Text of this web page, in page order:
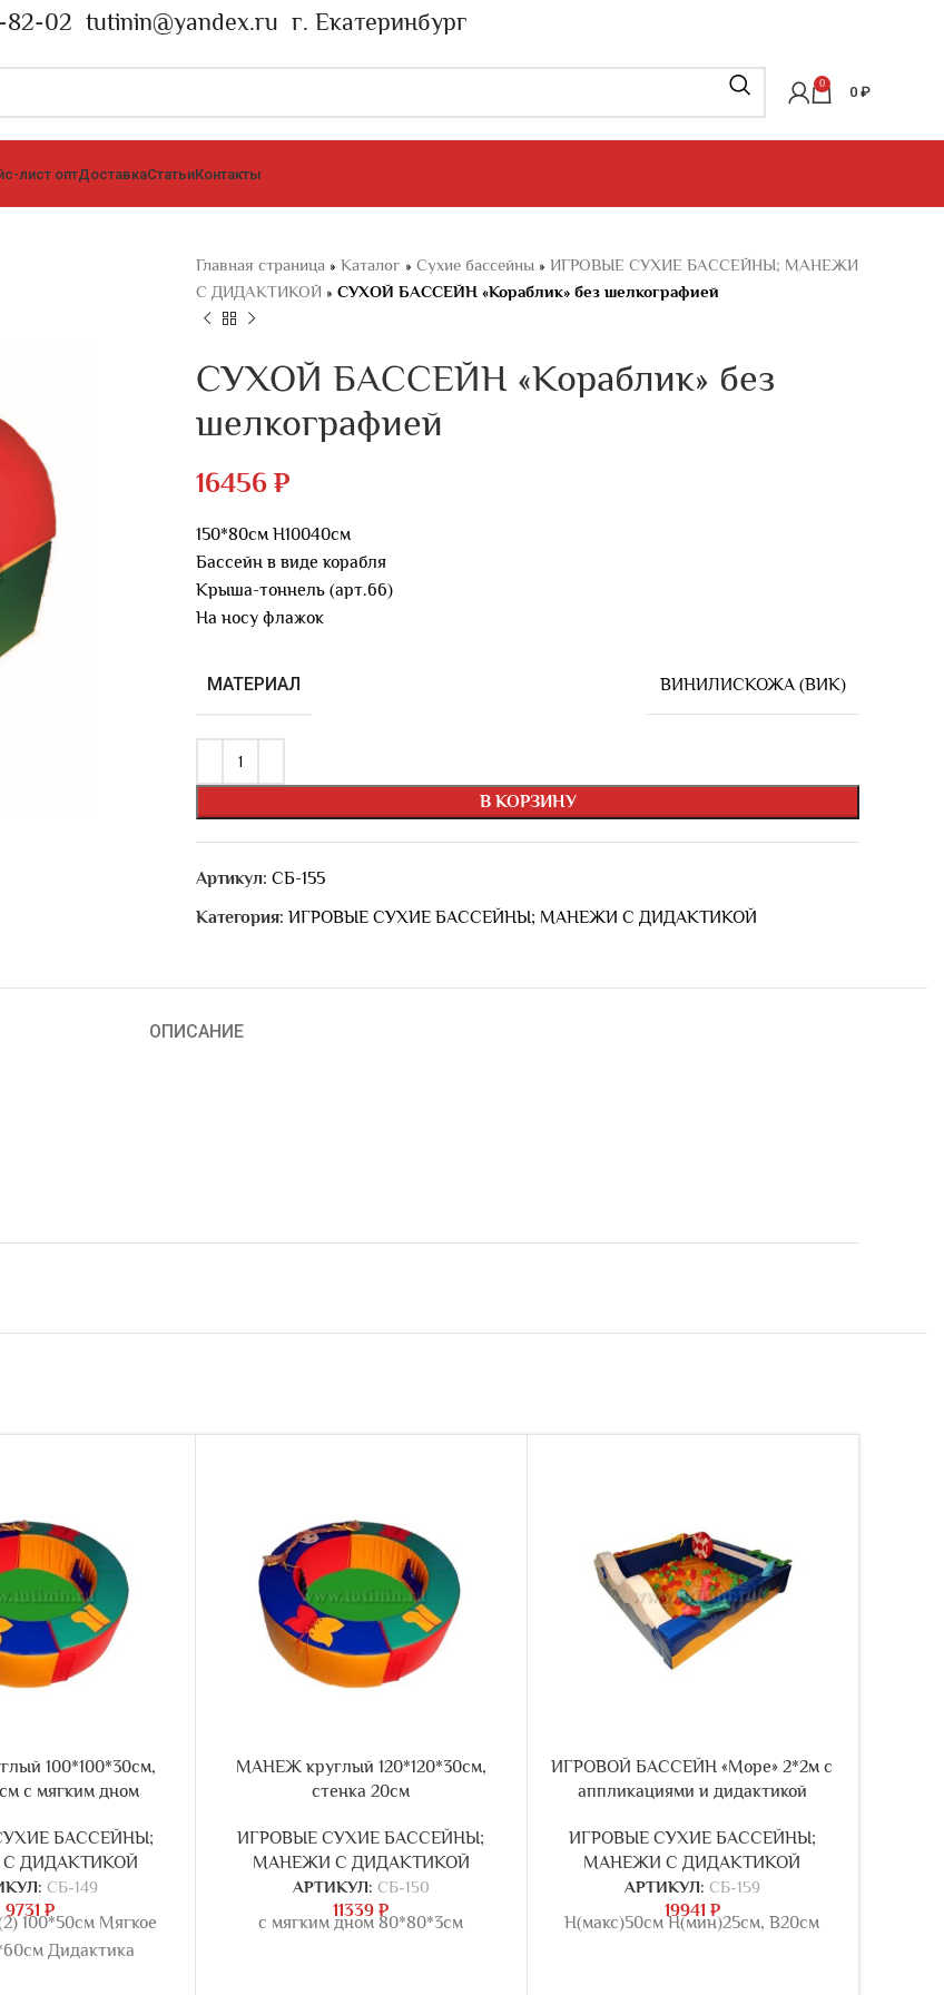
82-02 tutinin@yandex.ru г. Екатеринбург
0
0 ₽
лист оптДоставкаСтатьиКонтакты
Главная страница » Каталог » Сухие бассейны » ИГРОВЫЕ СУХИЕ БАССЕЙНЫ; МАНЕЖИ
С ДИДАКТИКОЙ » СУХОЙ БАССЕЙН «Кораблик» без шелкографией
СУХОЙ БАССЕЙН «Кораблик» без
шелкографией
16456 ₽
150*80см Н10040см
Бассейн в виде корабля
Крыша-тоннель (арт.66)
На носу флажок
МАТЕРИАЛ ВИНИЛИСКОЖА (ВИК)
В КОРЗИНУ
Артикул: СБ-155
Категория: ИГРОВЫЕ СУХИЕ БАССЕЙНЫ; МАНЕЖИ С ДИДАКТИКОЙ
ОПИСАНИЕ
100*100*30см,
с мягким дном
БАССЕЙНЫ;
ДИДАКТИКОЙ
СБ-149
9731 ₽
100*50см Мягкое
Дидактика
МАНЕЖ круглый 120*120*30см,
стенка 20см
ИГРОВЫЕ СУХИЕ БАССЕЙНЫ;
МАНЕЖИ С ДИДАКТИКОЙ
АРТИКУЛ: СБ-150
11339₽
с мягким дном 80*80*3см
ИГРОВОЙ БАССЕЙН «Море» 2*2м с
аппликациями и дидактикой
ИГРОВЫЕ СУХИЕ БАССЕЙНЫ;
МАНЕЖИ С ДИДАКТИКОЙ
АРТИКУЛ: СБ-159
19941 ₽
Н(макс)50см Н(мин)25см, В20см